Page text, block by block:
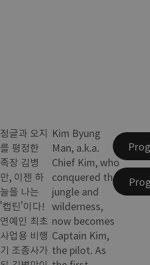
정글과 오지
를 평정한
족장 김병
만, 이젠 하
늘을 나는
'캡틴'이다!
연예인 최초
사업용 비행
기 조종사가
Kim Byung
Man, a.k.a.
Chief Kim, who
conquered the
jungle and
wilderness,
now becomes
Captain Kim,
the pilot. As